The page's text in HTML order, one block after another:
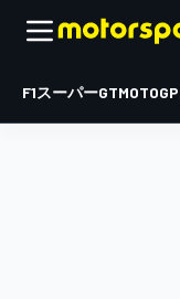
F1スーパーGTMOTOGP